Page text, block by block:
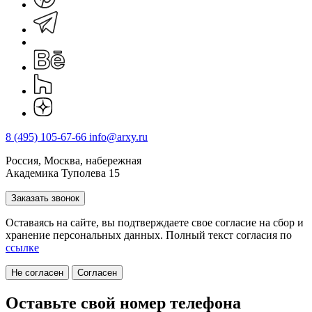
8 (495) 105-67-66 info@arxy.ru
Россия, Москва, набережная
Академика Туполева 15
Заказать звонок
Оставаясь на сайте, вы подтверждаете свое согласие на cбор и
хранение персональных данных. Полный текст согласия по
ссылке
Не согласен Согласен
Оставьте свой номер телефона